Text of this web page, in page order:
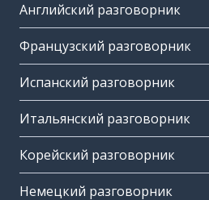
Английский разговорник
Французский разговорник
Испанский разговорник
Итальянский разговорник
Корейский разговорник
Немецкий разговорник